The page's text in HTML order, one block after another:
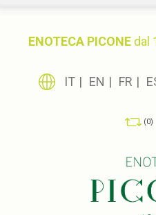
ENOTECA PICONE dal
IT EN FR
0